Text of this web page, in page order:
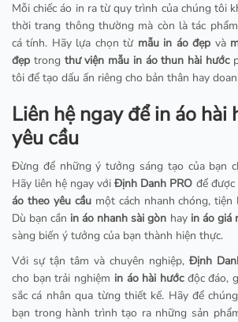
Mỗi chiếc áo in ra từ quy trình của chúng tôi
thời trang thông thường mà còn là tác
cá tính. Hãy lựa chọn từ mẫu in áo đẹp và
đẹp trong thư viện mẫu in áo thun hài hước
tôi để tạo dấu ấn riêng cho bản thân hay
Liên hệ ngay để in áo hài
yêu cầu
Đừng để những ý tưởng sáng tạo của bạn
Hãy liên hệ ngay vớiĐịnh Danh PRO để
áo theo yêu cầumột cách nhanh chóng, tiện
Dù bạn cần in áo nhanh sài gòn hay in áo giá
sàng biến ý tưởng của bạn thành hiện thực.
Với sự tận tâm và chuyên nghiệp, Định
cho bạn trải nghiệm in áo hài hướcđộc đáo,
sắc cá nhân qua từng thiết kế. Hãy để
bạn trong hành trình tạo ra những sản